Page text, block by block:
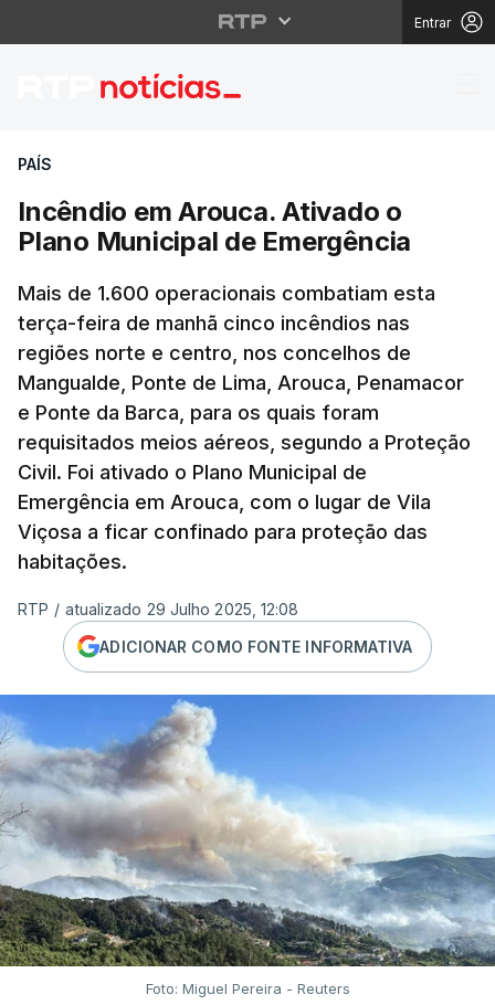
Entrar
Incêndio em Arouca.
PAÍS
Incêndio em Arouca. Ativado o
Plano Municipal de Emergência
Mais de 1.600 operacionais combatiam esta
terça-feira de manhã cinco incêndios nas
regiões norte e centro, nos concelhos de
Mangualde, Ponte de Lima, Arouca, Penamacor
e Ponte da Barca, para os quais foram
requisitados meios aéreos, segundo a Proteção
Civil. Foi ativado o Plano Municipal de
Emergência em Arouca, com o lugar de Vila
Viçosa a ficar confinado para proteção das
habitações.
RTP / atualizado 29 Julho 2025, 12:08
ADICIONAR COMO FONTE INFORMATIVA
Foto: Miguel Pereira - Reuters